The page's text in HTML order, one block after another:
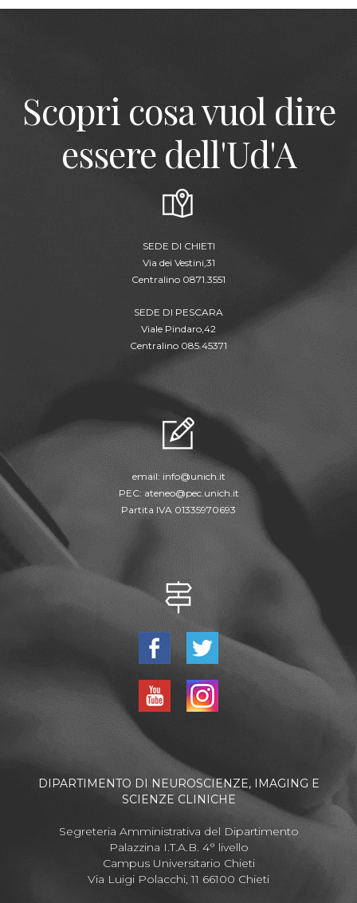
Scopri cosa vuol dire
essere dell'Ud'A
SEDE DI CHIETI
Via dei Vestini,31
Centralino 0871.3551
SEDE DI PESCARA
Viale Pindaro,42
Centralino 085.45371
email: info@unich.it
PEC: ateneo@pec.unich.it
Partita IVA 01335970693
DIPARTIMENTO DI NEUROSCIENZE, IMAGING E
SCIENZE CLINICHE
Segreteria Amministrativa del Dipartimento
Palazzina I.T.A.B. 4° livello
Campus Universitario Chieti
Via Luigi Polacchi, 11 66100 Chieti